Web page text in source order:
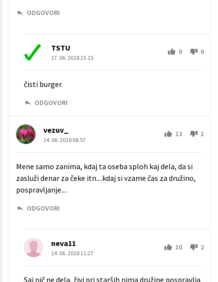
ODGOVORI
TSTU
17. 06. 2018 23.15
0 0
čisti burger.
ODGOVORI
vezuv_
14. 06. 2018 08.57
13 1
Mene samo zanima, kdaj ta oseba sploh kaj dela, da si
zasluži denar za čeke itn....kdaj si vzame čas za družino,
pospravljanje....
ODGOVORI
neva11
14. 06. 2018 11.27
10 2
Saj nič ne dela, živi pri starših nima družine pospravlja